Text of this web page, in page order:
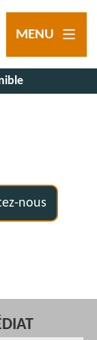
MENU
nous